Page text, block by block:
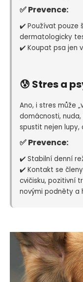
✅ Prevence:
✔️ Používat pouze
dermatologicky
✔️ Koupat psa jen
😰 Stres a
Ano, i stres může
domácnosti, nuda,
spustit nejen lupy,
✅ Prevence:
✔️ Stabilní denní
✔️ Kontakt se
cvičisku, pozitivní
novými podněty a